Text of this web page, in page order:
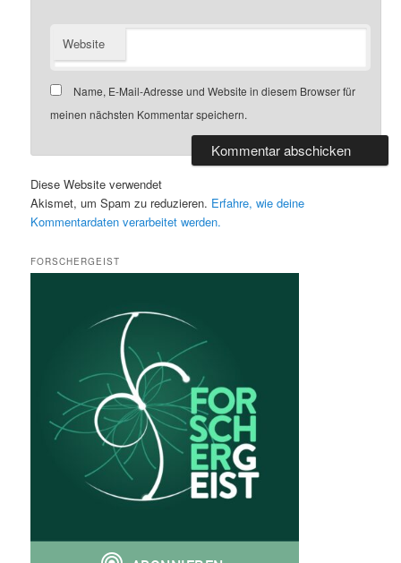
Website
Name, E-Mail-Adresse und Website in diesem Browser für
meinen nächsten Kommentar speichern.
Diese Website verwendet
Akismet, um Spam zu reduzieren. Erfahre, wie deine
Kommentardaten verarbeitet werden.
FORSCHERGEIST